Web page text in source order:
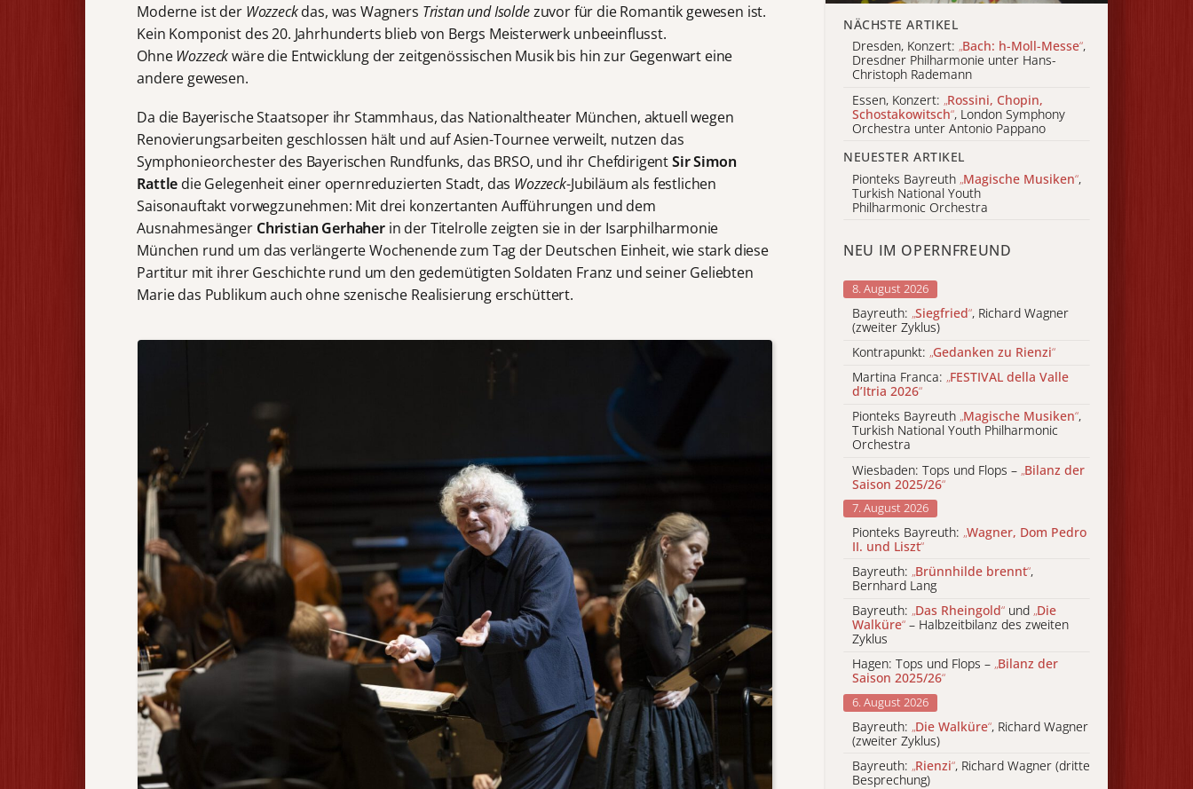
Moderne ist der Wozzeckdas, was Wagners Tristan und Isoldezuvor für die Romantik gewesen ist.
Kein Komponist des 20. Jahrhunderts blieb von Bergs Meisterwerk unbeeinflusst.
OhneWozzeckwäre die Entwicklung der zeitgenössischen Musik bis hin zur Gegenwart eine
andere gewesen.
Da die Bayerische Staatsoper ihr Stammhaus, das Nationaltheater München, aktuell wegen
Renovierungsarbeiten geschlossen hält und auf Asien-Tournee verweilt, nutzen das
Symphonieorchester des Bayerischen Rundfunks, das BRSO, und ihr ChefdirigentSir Simon
Rattle die Gelegenheit einer opernreduzierten Stadt, das Wozzeck-Jubiläum als festlichen
Saisonauftakt vorwegzunehmen: Mit drei konzertanten Aufführungen und dem
Ausnahmesänger Christian Gerhaherin der Titelrolle zeigten sie in der Isarphilharmonie
München rund um das verlängerte Wochenende zum Tag der Deutschen Einheit, wie stark diese
Partitur mit ihrer Geschichte rund um den gedemütigten Soldaten Franz und seiner Geliebten
Marie das Publikum auch ohne szenische Realisierung erschüttert.
NÄCHSTE ARTIKEL
Dresden, Konzert: „Bach: h-Moll-Messe“,
Dresdner Philharmonie unter Hans-
Christoph Rademann
Essen, Konzert: „Rossini, Chopin,
Schostakowitsch“, London Symphony
Orchestra unter Antonio Pappano
NEUESTER ARTIKEL
Pionteks Bayreuth „Magische Musiken“,
Turkish National Youth
Philharmonic Orchestra
NEU IM OPERNFREUND
8. August 2026
Bayreuth: „Siegfried“, Richard Wagner
(zweiter Zyklus)
Kontrapunkt: „Gedanken zu Rienzi“
Martina Franca: „FESTIVAL della Valle
d’Itria 2026“
Pionteks Bayreuth „Magische Musiken“,
Turkish National Youth Philharmonic
Orchestra
Wiesbaden: Tops und Flops – „Bilanz der
Saison 2025/26“
7. August 2026
Pionteks Bayreuth: „Wagner, Dom Pedro
II. und Liszt“
Bayreuth: „Brünnhilde brennt“,
Bernhard Lang
Bayreuth: „Das Rheingold“ und „Die
Walküre“ – Halbzeitbilanz des zweiten
Zyklus
Hagen: Tops und Flops – „Bilanz der
Saison 2025/26“
6. August 2026
Bayreuth: „Die Walküre“, Richard Wagner
(zweiter Zyklus)
Bayreuth: „Rienzi“, Richard Wagner (dritte
Besprechung)